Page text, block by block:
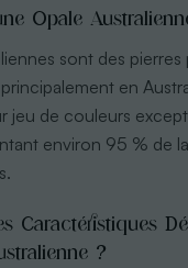
Opale
sont des pierres
en
jeu de couleurs
environ 95 % de
Caractéristiques
?